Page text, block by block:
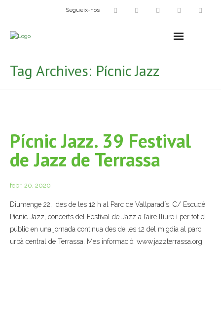
Segueix-nos
- Exposicions
- Espai Niu – Residències artístiques
Grup Fotogràfic
Cine-Club
Grup de Teatre
Tag Archives: Pícnic Jazz
Pícnic Jazz. 39 Festival
de Jazz de Terrassa
febr. 20, 2020
Diumenge 22, des de les 12 h al Parc de Vallparadís, C/ Escudé
Pícnic Jazz, concerts del Festival de Jazz a l’aire lliure i per tot el
públic en una jornada continua des de les 12 del migdia al parc
urbà central de Terrassa. Mes informació: www.jazzterrassa.org